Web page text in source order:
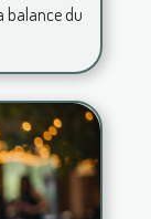
balance du